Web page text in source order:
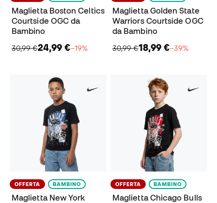
Maglietta Boston Celtics
Courtside OGC da
Bambino
30,99 €24,99 €−19%
Maglietta Golden State
Warriors Courtside OGC
da Bambino
30,99 €18,99 €−39%
OFFERTA BAMBINO
Maglietta New York
OFFERTA BAMBINO
Maglietta Chicago Bulls